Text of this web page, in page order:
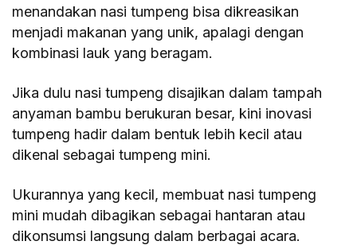
menandakan nasi tumpeng bisa dikreasikan
menjadi makanan yang unik, apalagi dengan
kombinasi lauk yang beragam.
Jika dulu nasi tumpeng disajikan dalam tampah
anyaman bambu berukuran besar, kini inovasi
tumpeng hadir dalam bentuk lebih kecil atau
dikenal sebagai tumpeng mini.
Ukurannya yang kecil, membuat nasi tumpeng
mini mudah dibagikan sebagai hantaran atau
dikonsumsi langsung dalam berbagai acara.